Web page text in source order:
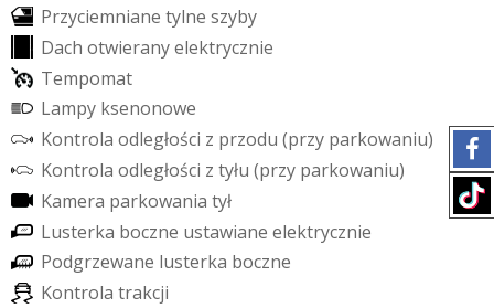
Przyciemniane tylne szyby
Dach otwieranyelektrycznie
Tempomat
Lampy ksenonowe
Kontrola odległości z przodu (przy parkowaniu)
Kontrola odległości z tyłu (przy parkowaniu)
Kamera parkowania tył
Lusterka boczne ustawiane elektrycznie
Podgrzewane lusterka boczne
Kontrola trakcji